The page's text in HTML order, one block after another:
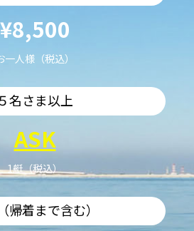
¥8,500
一人様（税込）
５名さま以上
ASK
1艇（税込）
帰着まで含む）